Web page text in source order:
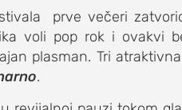
prve večeri
voli pop rok i ovakvi
plasman. Tri
.